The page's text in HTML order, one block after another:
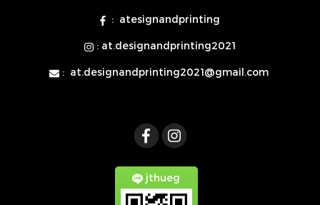
: atesignandprinting
: at.designandprinting2021
: at.designandprinting2021@gmail.com
jthueg